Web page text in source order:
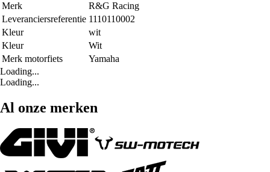
Merk
R&G Racing
Leveranciersreferentie 1110110002
Kleur
wit
Kleur
Wit
Merk motorfiets
Yamaha
Loading...
Loading...
Al onze merken